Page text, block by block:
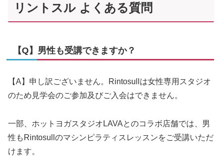
リントスル よくある質問
【Q】男性も受講できますか？
【A】申し訳ございません。Rintosullは女性専用スタジオ
のため見学会のご参加及びご入会はできません。
一部、ホットヨガスタジオLAVAとのコラボ店舗では、男
性もRintosullのマシンピラティスレッスンをご受講いただ
けます。